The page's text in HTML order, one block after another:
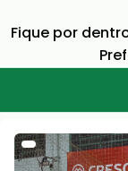
Fique por